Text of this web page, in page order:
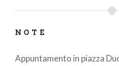
NOTE
Appuntamento in piazza